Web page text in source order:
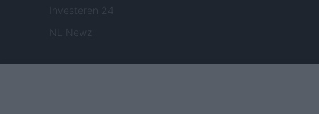
Investeren 24
NL Newz